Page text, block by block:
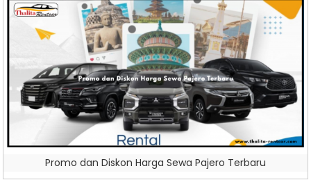
Promo dan Diskon Harga Sewa Pajero Terbaru